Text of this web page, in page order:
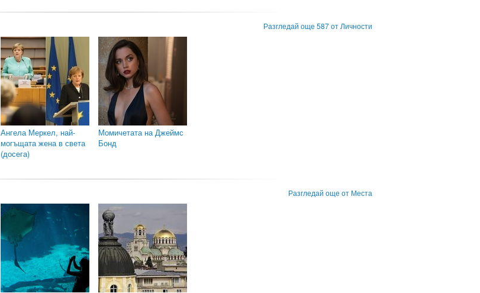
Разгледай още 587 от Личности
Ангела Меркел, най-
могъщата жена в света
(досега)
Момичетата на Джеймс
Бонд
Разгледай още от Места